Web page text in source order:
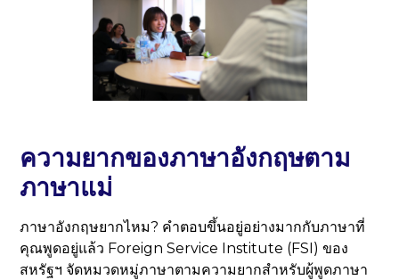
ความยากของภาษาอังกฤษตาม
ภาษาแม่
ภาษาอังกฤษยากไหม? คำตอบขึ้นอยู่อย่างมากกับภาษาที่
คุณพูดอยู่แล้ว Foreign Service Institute (FSI) ของ
สหรัฐฯ จัดหมวดหมู่ภาษาตามความยากสำหรับผู้พูดภาษา